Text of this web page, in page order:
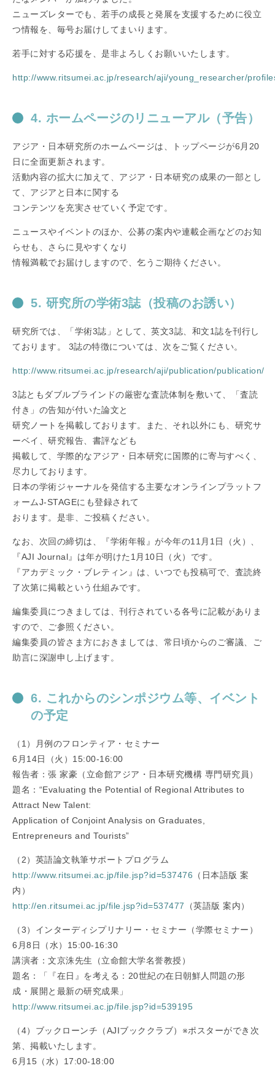
ニューズレターでも、若手の成長と発展を支援するために役立
つ情報を、毎号お届けしてまいります。
若手に対する応援を、是非よろしくお願いいたします。
http://www.ritsumei.ac.jp/research/aji/young_researcher/
4. ホームページのリニューアル（予告）
アジア・日本研究所のホームページは、トップページが6月20
日に全面更新されます。
活動内容の拡大に加えて、アジア・日本研究の成果の一部とし
て、アジアと日本に関する
コンテンツを充実させていく予定です。
ニュースやイベントのほか、公募の案内や連載企画などのお知
らせも、さらに見やすくなり
情報満載でお届けしますので、乞うご期待ください。
5. 研究所の学術3誌（投稿のお誘い）
研究所では、「学術3誌」として、英文3誌、和文1誌を刊行し
ております。 3誌の特徴については、次をご覧ください。
http://www.ritsumei.ac.jp/research/aji/publication/publication/
3誌ともダブルブラインドの厳密な査読体制を敷いて、「査読
付き」の告知が付いた論文と
研究ノートを掲載しております。また、それ以外にも、研究サ
ーベイ、研究報告、書評なども
掲載して、学際的なアジア・日本研究に国際的に寄与すべく、
尽力しております。
日本の学術ジャーナルを発信する主要なオンラインプラットフ
ォームJ-STAGEにも登録されて
おります。是非、ご投稿ください。
なお、次回の締切は、『学術年報』が今年の11月1日（火）、
『AJI Journal』は年が明けた1月10日（火）です。
『アカデミック・ブレティン』は、いつでも投稿可で、査読終
了次第に掲載という仕組みです。
編集委員につきましては、刊行されている各号に記載がありま
すので、ご参照ください。
編集委員の皆さま方におきましては、常日頃からのご審議、ご
助言に深謝申し上げます。
6. これからのシンポジウム等、イベント
の予定
（1）月例のフロンティア・セミナー
6月14日（火）15:00-16:00
報告者：張 家豪（立命館アジア・日本研究機構 専門研究員）
題名：“Evaluating the Potential of Regional Attributes to
Attract New Talent:
Application of Conjoint Analysis on Graduates,
Entrepreneurs and Tourists”
（2）英語論文執筆サポートプログラム
http://www.ritsumei.ac.jp/file.jsp?id=537476 （日本語版 案
内）
http://en.ritsumei.ac.jp/file.jsp?id=537477 （英語版 案内）
（3）インターディシプリナリー・セミナー（学際セミナー）
6月8日（水）15:00-16:30
講演者：文京洙先生（立命館大学名誉教授）
題名：「『在日』を考える：20世紀の在日朝鮮人問題の形
成・展開と最新の研究成果」
http://www.ritsumei.ac.jp/file.jsp?id=539195
（4）ブックローンチ（AJIブッククラブ）※ポスターができ次
第、掲載いたします。
6月15（水）17:00-18:00